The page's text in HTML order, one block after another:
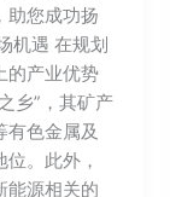
助您成功扬
机遇 在规划
的产业优势
乡”，其矿产
有色金属及
。此外，
能源相关的